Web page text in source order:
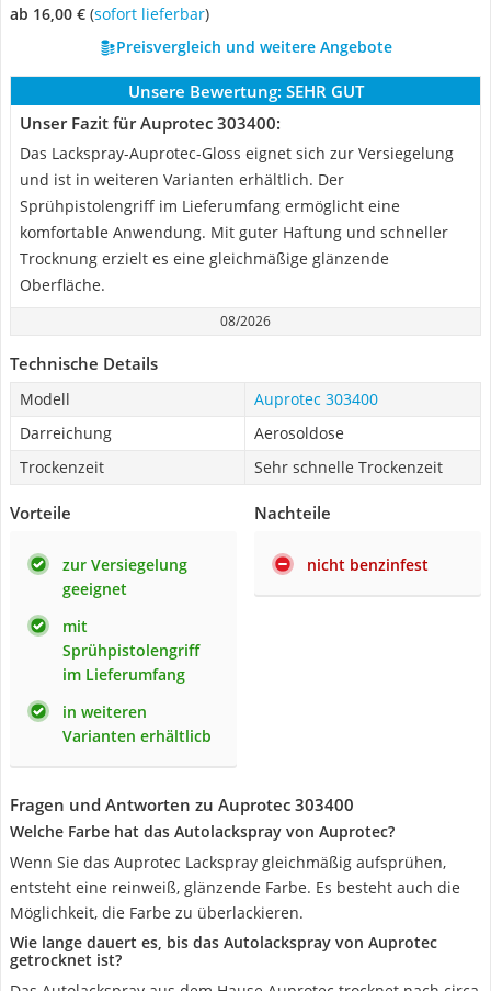
ab 16,00 € ( Sofort lieferbar)
Preisvergleich und weitere Angebote
Unsere Bewertung: SEHR GUT
Unser Fazit für Auprotec 303400:
Das Lackspray-Auprotec-Gloss eignet sich zur Versiegelung
und ist in weiteren Varianten erhältlich. Der
Sprühpistolengriff im Lieferumfang ermöglicht eine
komfortable Anwendung. Mit guter Haftung und schneller
Trocknung erzielt es eine gleichmäßige glänzende
Oberfläche.
08/2026
Technische Details
Modell
Auprotec 303400
Darreichung
Aerosoldose
Trockenzeit
Sehr schnelle Trockenzeit
Vorteile
zur Versiegelung
geeignet
mit
Sprühpistolengriff
im Lieferumfang
in weiteren
Varianten erhältlicb
Nachteile
nicht benzinfest
Fragen und Antworten zu Auprotec 303400
Welche Farbe hat das Autolackspray von Auprotec?
Wenn Sie das Auprotec Lackspray gleichmäßig aufsprühen,
entsteht eine reinweiß, glänzende Farbe. Es besteht auch die
Möglichkeit, die Farbe zu überlackieren.
Wie lange dauert es, bis das Autolackspray von Auprotec
getrocknet ist?